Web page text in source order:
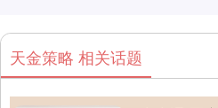
天金策略 相关话题